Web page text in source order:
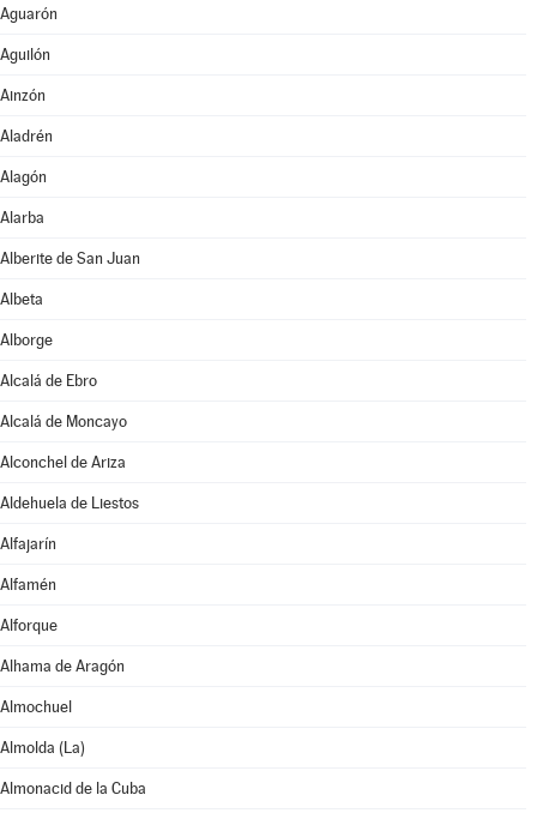
Aguarón
Aguilón
Ainzón
Aladrén
Alagón
Alarba
Alberite de San Juan
Albeta
Alborge
Alcalá de Ebro
Alcalá de Moncayo
Alconchel de Ariza
Aldehuela de Liestos
Alfajarín
Alfamén
Alforque
Alhama de Aragón
Almochuel
Almolda (La)
Almonacid de la Cuba